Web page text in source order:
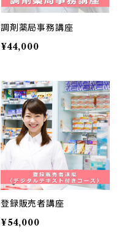
調剤薬局事務講座
¥44,000
登録販売者講座
¥54,000